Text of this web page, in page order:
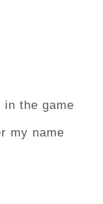
the game
my name